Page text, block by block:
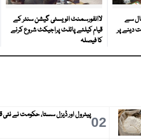
سے
دینے پر
لاانفورسمنٹ انویسٹی گیشن سنٹر کے
قیام کیلئے پائلٹ پراجیکٹ شروع کرنے
کا فیصلہ
02پیٹرول اور ڈیزل سستا، حکومت نے نئی